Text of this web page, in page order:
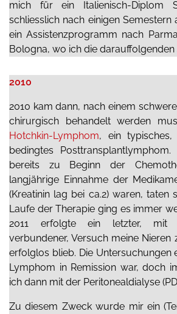
mich für ein Italienisch-Diplom
schliesslich nach einigen Semestern
ein Assistenzprogramm nach
Bologna, wo ich die
2010
2010 kam dann, nach einem
chirurgisch behandelt werden
Hotchkin-Lymphom, ein typisches,
bedingtes
bereits zu Beginn der
langjährige Einnahme der
(Kreatinin lag bei ca.2) waren, taten
Laufe der Therapie ging es immer
2011 erfolgte ein letzter, mit
verbundener, Versuch meine Nieren
erfolglos blieb. Die Untersuchungen
Lymphom in Remission war, doch
ich dann mit der Peritonealdialyse
Zu diesem Zweck wurde mir ein